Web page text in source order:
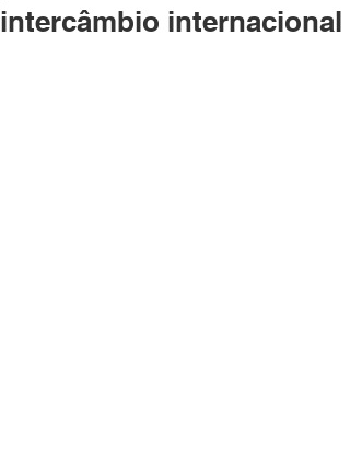
intercâmbio internacional